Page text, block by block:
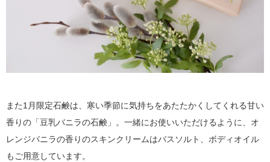
また1月限定石鹸は、寒い季節に気持ちをあたたかくしてくれる甘い
香りの「豆乳バニラの石鹸」。一緒にお使いいただけるように、オ
レンジバニラの香りのスキンクリームはバスソルト、ボディオイル
もご用意しています。